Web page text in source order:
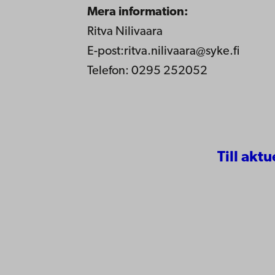
Mera information:
Ritva Nilivaara
E-post:ritva.nilivaara@syke.fi
Telefon: 0295 252052
Till